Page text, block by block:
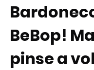
BeBop!
pinse a